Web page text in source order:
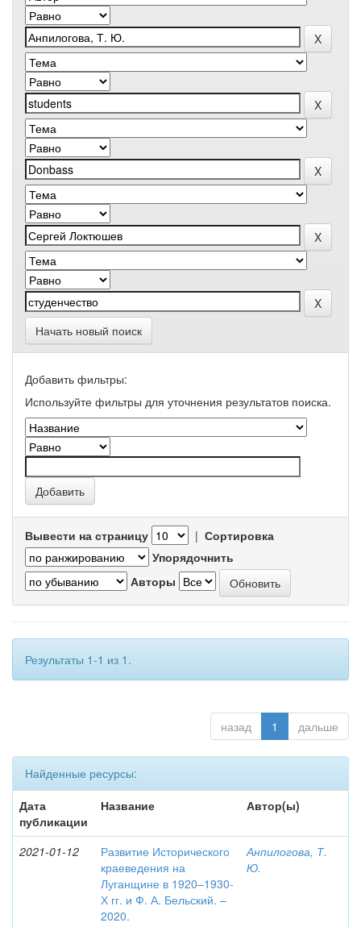
Начать новый поиск
Добавить фильтры:
Используйте фильтры для уточнения результатов поиска.
Вывести на страницу | Сортировка
Упорядочнить
Авторы
Результаты 1-1 из 1.
назад 1 дальше
Найденные ресурсы:
Дата
публикации
Название Автор(ы)
2021-01-12
Развитие Исторического
краеведения на
Луганщине в 1920–1930-
Х гг. и Ф. А. Бельский. –
2020.
Анпилогова, Т.
Ю.